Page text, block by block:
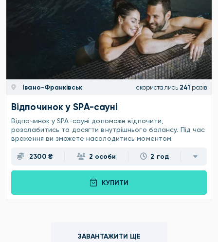
Івано-Франківськ скористались 241 разів
Відпочинок у SPA-сауні
Відпочинок у SPA-сауні допоможе відпочити,
розслабитись та досягти внутрішнього балансу. Під час
враження ви зможете насолодитись моментом.
2300 ₴ 2 особи 2 год
КУПИТИ
ЗАВАНТАЖИТИ ЩЕ